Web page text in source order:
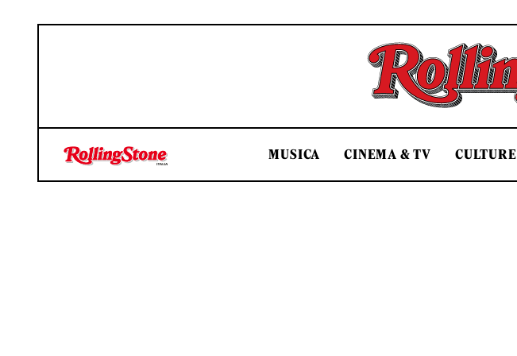
MUSICA CINEMA & TV CULTURE